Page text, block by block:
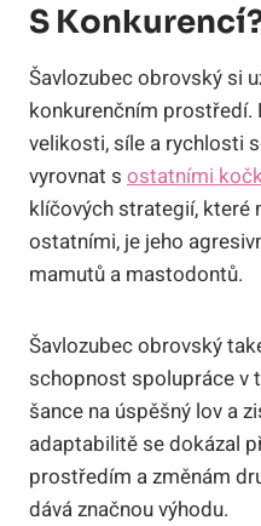
S
Šavlozubec obrovský si
konkurenčním prostředí.
velikosti, síle a rychlosti
vyrovnat s ostatními
klíčových strategií, které
ostatními, je jeho
mamutů a mastodontů.
Šavlozubec obrovský
schopnost spolupráce v
šance na úspěšný lov a
adaptabilitě se dokázal
prostředím a změnám
dává značnou výhodu.